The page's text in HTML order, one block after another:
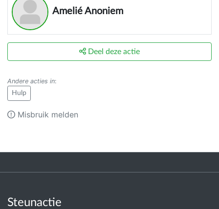
Amelié Anoniem
Deel deze actie
Andere acties in:
Hulp
Misbruik melden
Steunactie